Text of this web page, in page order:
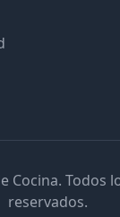
Cocina. Todos
reservados.